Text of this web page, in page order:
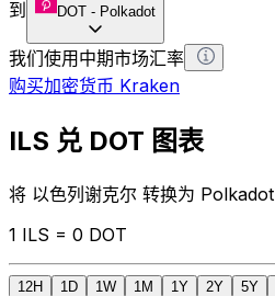
到
DOT - Polkadot
我们使用中期市场汇率
购买加密货币 Kraken
ILS 兑 DOT 图表
将 以色列谢克尔 转换为 Polkadot
1 ILS = 0 DOT
12H 1D 1W 1M 1Y 2Y 5Y